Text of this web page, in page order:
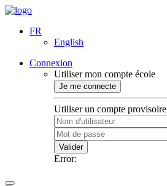
FR
English
Connexion
Utiliser mon compte école
Je me connecte
Utiliser un compte provisoire
Valider
Error: